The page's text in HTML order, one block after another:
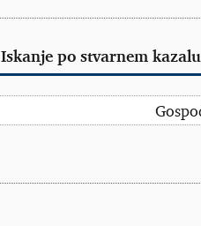
Iskanje po stvarnem kazalu